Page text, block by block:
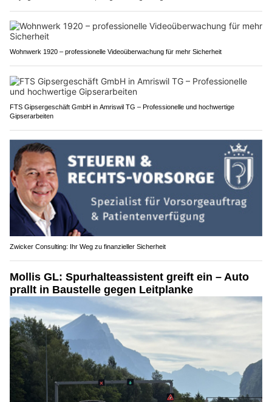
Wohnwerk 1920 – professionelle Videoüberwachung für mehr Sicherheit
FTS Gipsergeschäft GmbH in Amriswil TG – Professionelle und hochwertige
Gipserarbeiten
Zwicker Consulting: Ihr Weg zu finanzieller Sicherheit
Mollis GL: Spurhalteassistent greift ein – Auto
prallt in Baustelle gegen Leitplanke